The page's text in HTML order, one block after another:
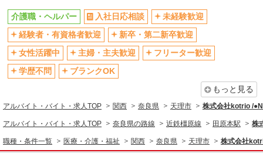
社会保険あり
産休・育休取得実績あり
退職金・財形貯蓄制度あり
各種手当（家族・役職・インセン
ティブなど）あり
制服貸与
研修制度あり
資格取得支援制度あり
医療・介護・福祉
介護職・ヘルパー
介護職・ヘルパー 入社日応相談
未経験歓迎
経験者・有資格者歓迎
新卒・第二新卒歓迎
女性活躍中
主婦・主夫歓迎
フリーター歓迎
学歴不問
ブランクOK
もっと見る
アルバイト・バイト・求人TOP 関西 奈良県 天理市 株式会社kotrio /
アルバイト・バイト・求人TOP 奈良県の路線 近鉄橿原線 田原本駅 株
職種・条件一覧 医療・介護・福祉 関西 奈良県 天理市 株式会社